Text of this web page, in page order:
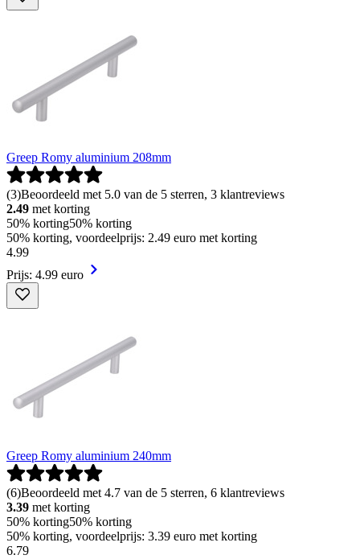
Greep Romy aluminium 208mm
(3)Beoordeeld met 5.0 van de 5 sterren, 3 klantreviews
2.49 met korting
50% korting50% korting
50% korting, voordeelprijs: 2.49 euro met korting
4.99
Prijs: 4.99 euro
Greep Romy aluminium 240mm
(6)Beoordeeld met 4.7 van de 5 sterren, 6 klantreviews
3.39 met korting
50% korting50% korting
50% korting, voordeelprijs: 3.39 euro met korting
6.79